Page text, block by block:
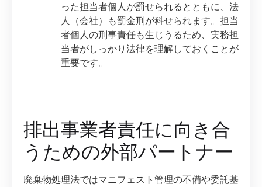
った担当者個人が罰せられるとともに、法
人（会社）も罰金刑が科せられます。担当
者個人の刑事責任も生じうるため、実務担
当者がしっかり法律を理解しておくことが
重要です。
排出事業者責任に向き合
うための外部パートナー
廃棄物処理法ではマニフェスト管理の不備や委託基